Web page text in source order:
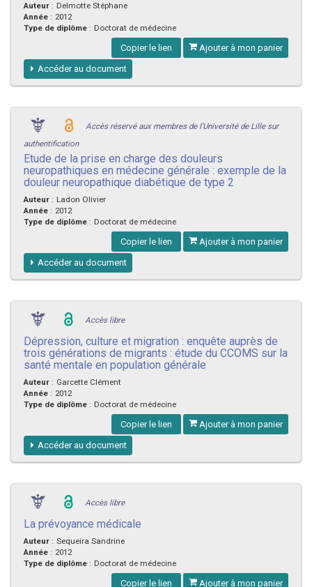
Auteur : Delmotte Stéphane
Année : 2012
Type de diplôme : Doctorat de médecine
Copier le lien Ajouter à mon panier
Accéder au document
Accès réservé aux membres de l'Université de Lille sur
authentification
Etude de la prise en charge des douleurs
neuropathiques en médecine générale : exemple de la
douleur neuropathique diabétique de type 2
Auteur : Ladon Olivier
Année : 2012
Type de diplôme : Doctorat de médecine
Copier le lien Ajouter à mon panier
Accéder au document
Accès libre
Dépression, culture et migration : enquête auprès de
trois générations de migrants : étude du CCOMS sur la
santé mentale en population générale
Auteur : Garcette Clément
Année : 2012
Type de diplôme : Doctorat de médecine
Copier le lien Ajouter à mon panier
Accéder au document
Accès libre
La prévoyance médicale
Auteur : Sequeira Sandrine
Année : 2012
Type de diplôme : Doctorat de médecine
Copier le lien Ajouter à mon panier